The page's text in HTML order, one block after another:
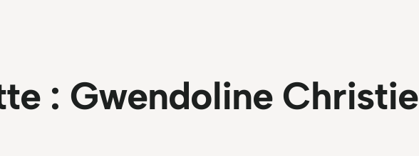
: Gwendoline Christie